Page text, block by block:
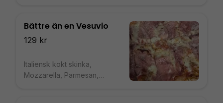
Bättre än en Vesuvio
129 kr
Italiensk kokt skinka,
Mozzarella, Parmesan,